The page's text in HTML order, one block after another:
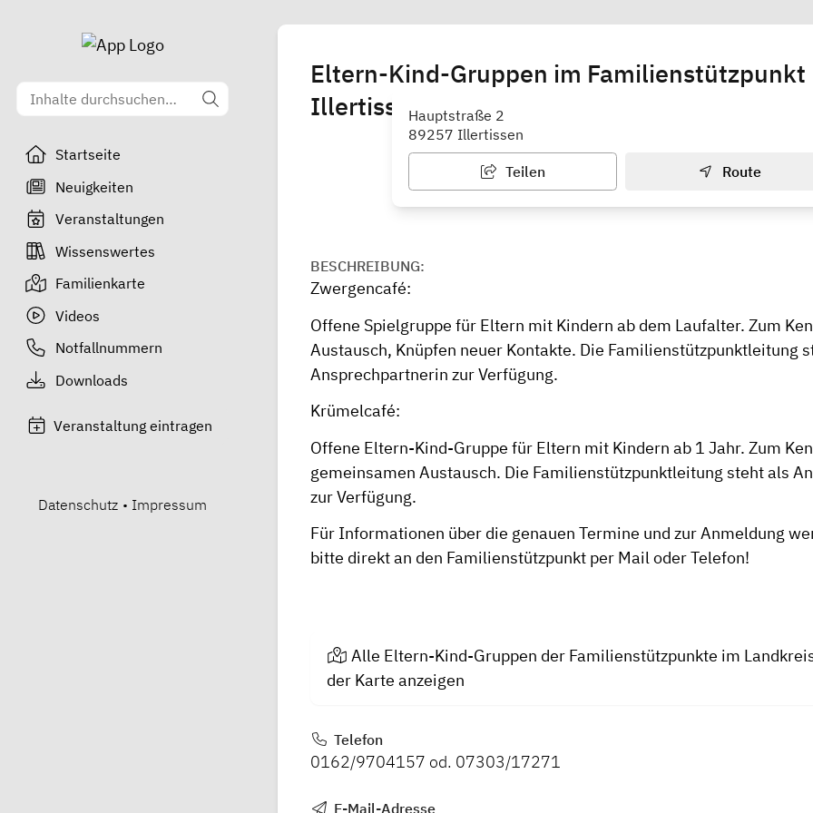
Startseite
Neuigkeiten
Veranstaltungen
Wissenswertes
Familienkarte
Videos
Notfallnummern
Downloads
Veranstaltung eintragen
Datenschutz • Impressum
Eltern-Kind-Gruppen im Familienstützpunkt
Illertissen, Altenstadt, Buch, Oberroth,
Hauptstraße 2
89257 Illertissen
Teilen Route
BESCHREIBUNG:
Zwergencafé:
Offene Spielgruppe für Eltern mit Kindern ab dem Laufalter. Zum
Austausch, Knüpfen neuer Kontakte. Die Familienstützpunktleitung
Ansprechpartnerin zur Verfügung.
Krümelcafé:
Offene Eltern-Kind-Gruppe für Eltern mit Kindern ab 1 Jahr. Zum
gemeinsamen Austausch. Die Familienstützpunktleitung steht als
zur
Für Informationen über die genauen Termine und zur Anmeldung
bitte direkt an den Familienstützpunkt per Mail oder Telefon!
Alle Eltern-Kind-Gruppen der Familienstützpunkte im
der Karte anzeigen
Telefon
0162/9704157 od. 07303/17271
E-Mail-Adresse